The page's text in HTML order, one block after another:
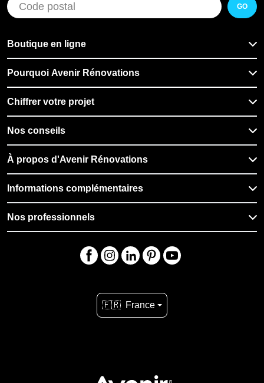
GO
Boutique en ligne
Pourquoi Avenir Rénovations
Chiffrer votre projet
Nos conseils
À propos d'Avenir Rénovations
Informations complémentaires
Nos professionnels
🇫🇷 France